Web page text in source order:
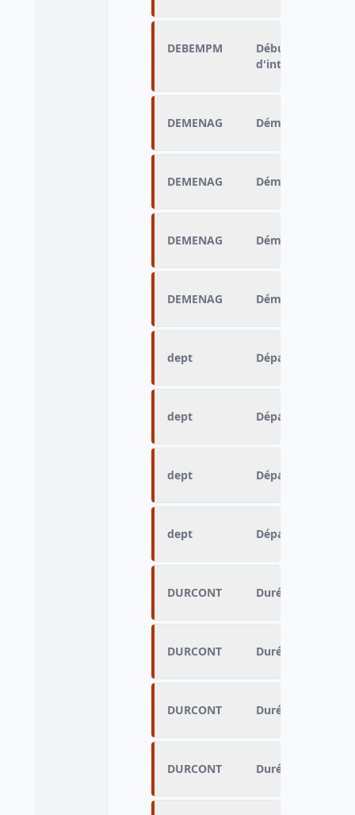
DEBEMPM
Début de cet
d'interim (mois)
DEMENAG Déménagement
DEMENAG Déménagement
DEMENAG Déménagement
DEMENAG Déménagement
dept Département
dept Département
dept Département
dept Département
DURCONT Durée du contrat
DURCONT Durée du contrat
DURCONT Durée du contrat
DURCONT Durée du contrat